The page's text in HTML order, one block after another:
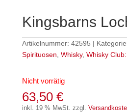
Kingsbarns
Artikelnummer: 42595
Spirituosen Whisky, Whisky
Nicht vorrätig
63,50 €
inkl. 19 % MwSt. zzgl.